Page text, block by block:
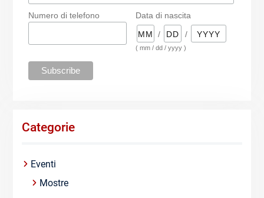
Numero di telefono
Data di nascita
/
/
( mm / dd / yyyy )
Categorie
Eventi
Mostre